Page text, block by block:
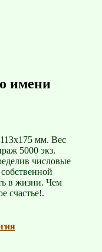
имени
мм. Вес
5000 экз.
числовые
в жизни. Чем
счастье!.